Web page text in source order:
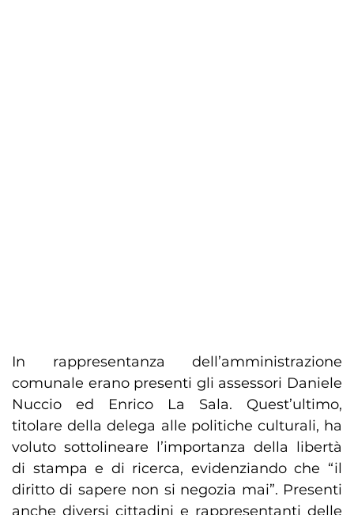
In rappresentanza dell’amministrazione
comunale erano presenti gli assessori Daniele
Nuccio ed Enrico La Sala. Quest’ultimo,
titolare della delega alle politiche culturali, ha
voluto sottolineare l’importanza della libertà
di stampa e di ricerca, evidenziando che “il
diritto di sapere non si negozia mai”. Presenti
anche diversi cittadini e rappresentanti delle